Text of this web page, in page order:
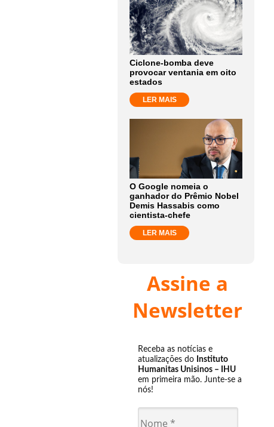
Ciclone-bomba deve
provocar ventania em oito
estados
LER MAIS
O Google nomeia o
ganhador do Prêmio Nobel
Demis Hassabis como
cientista-chefe
LER MAIS
Assine a
Newsletter
Receba as notícias e
atualizações do Instituto
Humanitas Unisinos – IHU
em primeira mão. Junte-se a
nós!